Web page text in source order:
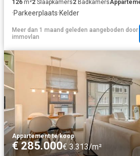
126 m²2 Slaapkamers2 Badkamers
·Parkeerplaats·Kelder
Meer dan 1 maand geleden aangeboden door
immovlan
Appartement·te koop
€ 285.000€ 3.313/m²